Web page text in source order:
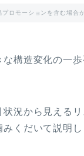
プロモーションを含む場合
な構造変化の一
況から見える
くだいて説明し